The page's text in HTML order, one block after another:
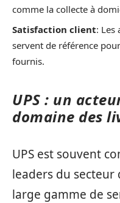
comme la collecte à
Satisfaction client: Les
servent de référence
fournis.
UPS : un
domaine des
UPS est souvent
leaders du secteur
large gamme de